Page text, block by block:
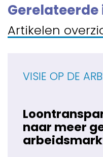
Gerelateerde
Artikelen
VISIE OP DE
naar meer